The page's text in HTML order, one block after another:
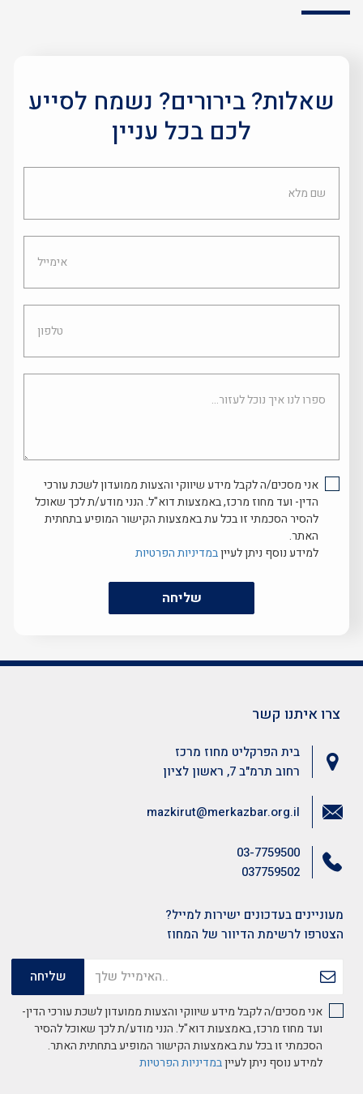
שאלות? בירורים? נשמח לסייע
לכם בכל עניין
שם
מלא
אימייל
טלפון
ספרו
לנו
אני מסכים/ה לקבל מידע שיווקי והצעות ממועדון לשכת עורכי
הדין- ועד מחוז מרכז, באמצעות דוא"ל. הנני מודע/ת לכך שאוכל
להסיר הסכמתי זו בכל עת באמצעות הקישור המופיע בתחתית
האתר.
למידע נוסף ניתן לעייןבמדיניות הפרטיות
שליחה
צרו איתנו קשר
בית הפרקליט מחוז מרכז
רחוב תרמ"ב 7, ראשון לציון
03-7759500
037759502
mazkirut@merkazbar.org.il
מעוניינים בעדכונים ישירות למייל?
הצטרפו לרשימת הדיוור של המחוז
אני מסכים/ה לקבל מידע שיווקי והצעות ממועדון לשכת עורכי הדין-
ועד מחוז מרכז, באמצעות דוא"ל. הנני מודע/ת לכך שאוכל להסיר
הסכמתי זו בכל עת באמצעות הקישור המופיע בתחתית האתר.
למידע נוסף ניתן לעייןבמדיניות הפרטיות